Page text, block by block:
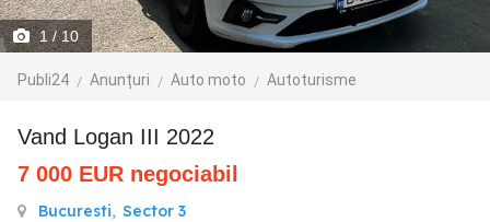
1/ 10
Publi24 Anunțuri Auto moto Autoturisme
Vand Logan III 2022
7 000 EUR negociabil
Bucuresti, Sector 3